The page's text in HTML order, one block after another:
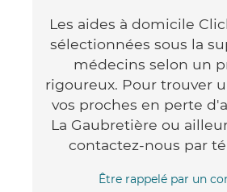
Les aides à domicile
sélectionnées sous la
médecins selon un
rigoureux. Pour trouver
vos proches en perte
La Gaubretière ou
contactez-nous par
Être rappelé par un